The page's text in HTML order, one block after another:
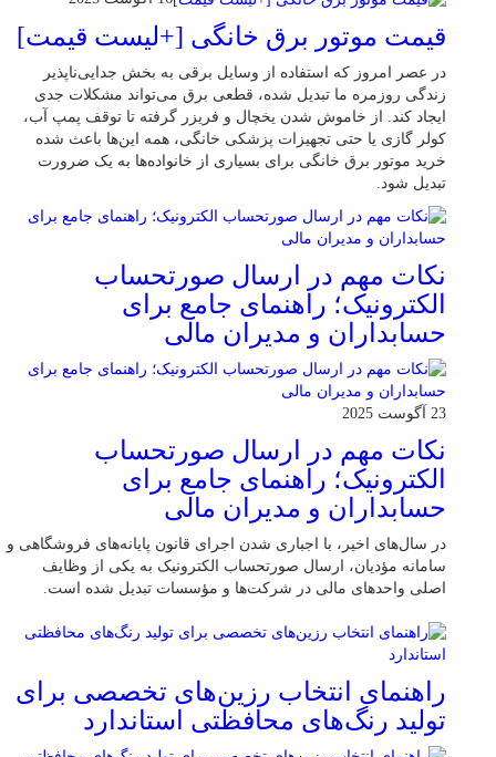
قیمت موتور برق خانگی [+لیست قیمت]
در عصر امروز که استفاده از وسایل برقی به بخش جدایی‌ناپذیر
زندگی روزمره ما تبدیل شده، قطعی برق می‌تواند مشکلات جدی
ایجاد کند. از خاموش شدن یخچال و فریزر گرفته تا توقف پمپ آب،
کولر گازی یا حتی تجهیزات پزشکی خانگی، همه این‌ها باعث شده
خرید موتور برق خانگی برای بسیاری از خانواده‌ها به یک ضرورت
تبدیل شود.
نکات مهم در ارسال صورتحساب
الکترونیک؛ راهنمای جامع برای
حسابداران و مدیران مالی
23 آگوست 2025
نکات مهم در ارسال صورتحساب
الکترونیک؛ راهنمای جامع برای
حسابداران و مدیران مالی
در سال‌های اخیر، با اجباری شدن اجرای قانون پایانه‌های فروشگاهی و
سامانه مؤدیان، ارسال صورتحساب الکترونیک به یکی از وظایف
اصلی واحدهای مالی در شرکت‌ها و مؤسسات تبدیل شده است.
راهنمای انتخاب رزین‌های تخصصی برای
تولید رنگ‌های محافظتی استاندارد